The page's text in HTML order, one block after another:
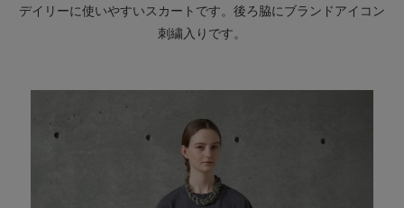
デイリーに使いやすいスカートです。後ろ脇にブランドアイコン
刺繍入りです。